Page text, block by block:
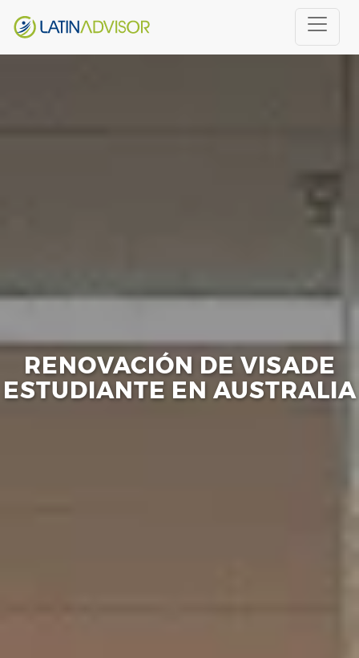
RENOVACIÓN DE VISADE
ESTUDIANTE EN AUSTRALIA